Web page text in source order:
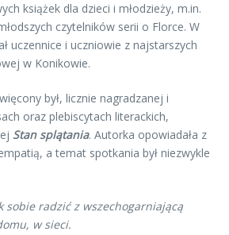
książek dla dzieci i młodzieży, m.in.
czytelników serii o Florce. W
uczennice i uczniowie z najstarszych
w Konikowie.
był, licznie nagradzanej i
oraz plebiscytach literackich,
Stan splątania. Autorka opowiadała z
a temat spotkania był niezwykle
sobie radzić z wszechogarniającą
w sieci.